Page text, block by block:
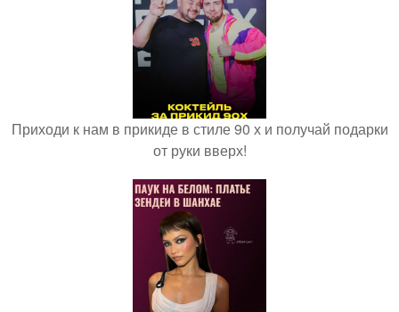
Приходи к нам в прикиде в стиле 90 х и получай подарки
от руки вверх!